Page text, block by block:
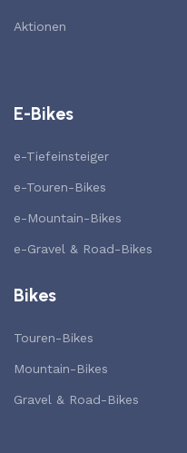
Aktionen
E-Bikes
e-Tiefeinsteiger
e-Touren-Bikes
e-Mountain-Bikes
e-Gravel & Road-Bikes
Bikes
Touren-Bikes
Mountain-Bikes
Gravel & Road-Bikes